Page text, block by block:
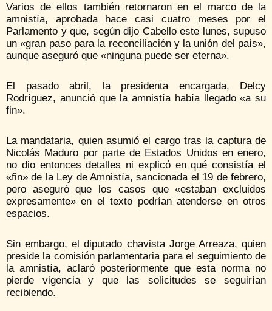
Varios de ellos también retornaron en el marco de la
amnistía, aprobada hace casi cuatro meses por el
Parlamento y que, según dijo Cabello este lunes, supuso
un «gran paso para la reconciliación y la unión del país»,
aunque aseguró que «ninguna puede ser eterna».
El pasado abril, la presidenta encargada, Delcy
Rodríguez, anunció que la amnistía había llegado «a su
fin».
La mandataria, quien asumió el cargo tras la captura de
Nicolás Maduro por parte de Estados Unidos en enero,
no dio entonces detalles ni explicó en qué consistía el
«fin» de la Ley de Amnistía, sancionada el 19 de febrero,
pero aseguró que los casos que «estaban excluidos
expresamente» en el texto podrían atenderse en otros
espacios.
Sin embargo, el diputado chavista Jorge Arreaza, quien
preside la comisión parlamentaria para el seguimiento de
la amnistía, aclaró posteriormente que esta norma no
pierde vigencia y que las solicitudes se seguirían
recibiendo.